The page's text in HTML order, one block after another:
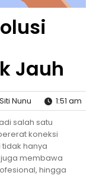
Jauh
Siti Nunu
1:51 am
salah satu
koneksi
hanya
membawa
hingga